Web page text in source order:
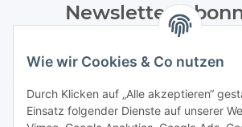
Wie wir Cookies & Co nutzen
Durch Klicken auf „Alle akzeptieren“
Einsatz folgender Dienste auf unserer
Newsletter
Datenschutzerklärungregelmäßig und